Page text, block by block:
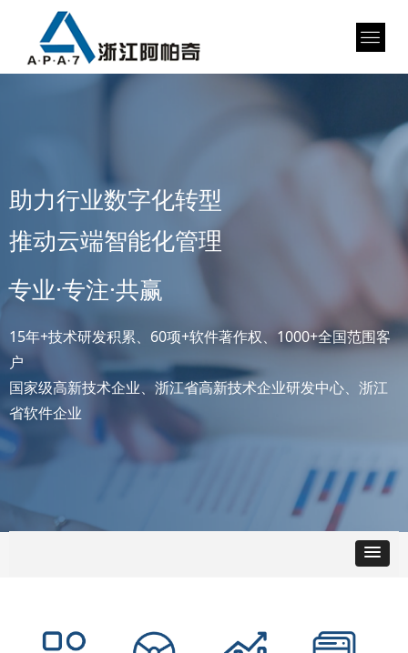
助力行业数字化转型
推动云端智能化管理
专业·专注·共赢
15年+技术研发积累、60项+软件著作权、1000+全国范围客
户
国家级高新技术企业、浙江省高新技术企业研发中心、浙江
省软件企业